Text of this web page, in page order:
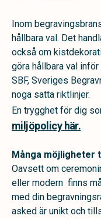
Inom
hållbara val. Det
också om
göra hållbara val
SBF, Sveriges
noga satta riktlinjer.
En trygghet för dig
miljöpolicy här.
Många möjligheter
Oavsett om
eller modern finns
med din
asked är unikt och